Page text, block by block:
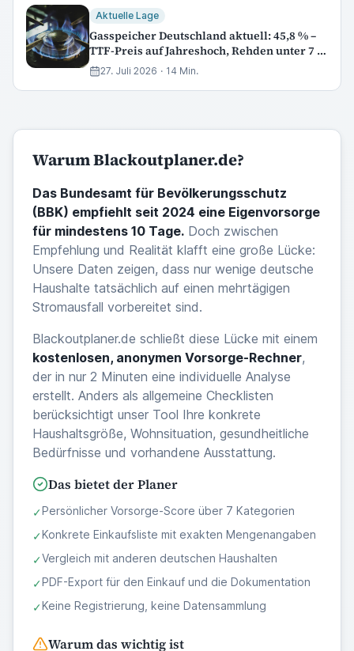
Aktuelle Lage
Gasspeicher Deutschland aktuell: 45,8 % –
TTF-Preis auf Jahreshoch, Rehden unter 7 %
(Update 27. Juli 2026)
27. Juli 2026 · 14 Min.
Warum Blackoutplaner.de?
Das Bundesamt für Bevölkerungsschutz
(BBK) empfiehlt seit 2024 eine Eigenvorsorge
für mindestens 10 Tage. Doch zwischen
Empfehlung und Realität klafft eine große Lücke:
Unsere Daten zeigen, dass nur wenige deutsche
Haushalte tatsächlich auf einen mehrtägigen
Stromausfall vorbereitet sind.
Blackoutplaner.de schließt diese Lücke mit einem
kostenlosen, anonymen Vorsorge-Rechner,
der in nur 2 Minuten eine individuelle Analyse
erstellt. Anders als allgemeine Checklisten
berücksichtigt unser Tool Ihre konkrete
Haushaltsgröße, Wohnsituation, gesundheitliche
Bedürfnisse und vorhandene Ausstattung.
Das bietet der Planer
✓Persönlicher Vorsorge-Score über 7 Kategorien
✓Konkrete Einkaufsliste mit exakten Mengenangaben
✓Vergleich mit anderen deutschen Haushalten
✓PDF-Export für den Einkauf und die Dokumentation
✓Keine Registrierung, keine Datensammlung
Warum das wichtig ist